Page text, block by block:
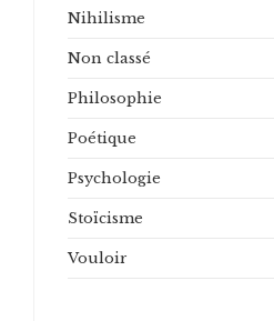
Nihilisme
Non classé
Philosophie
Poétique
Psychologie
Stoïcisme
Vouloir